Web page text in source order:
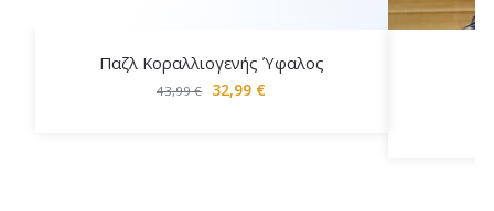
Παζλ Κοραλλιογενής Ύφαλος
43,99€ 32,99 €